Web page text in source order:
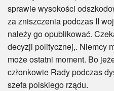
sprawie wysokości
za zniszczenia podczas II
należy go opublikować.
decyzji politycznej,. Niemcy
może ostatni moment. Bo
członkowie Rady podczas
szefa polskiego rządu.